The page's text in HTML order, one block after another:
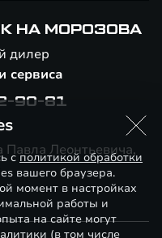
НА МОРОЗОВА
дилер
сервиса
90-81
Павла Леонтьевича,
сполитикой обработки
вашего браузера.
момент в настройках
работы и
на сайте могут
(в том числе